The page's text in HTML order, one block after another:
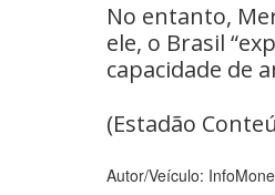
No entanto,
ele, o Brasil
capacidade de
(Estadão
Autor/Veículo: